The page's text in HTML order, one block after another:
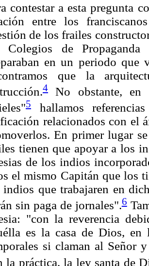
contestar a esta pregunta
entre los
de los frailes
Colegios de
en un periodo que
que la
4
No obstante, en
5
hallamos
relacionados con el
En primer lugar
tienen que apoyar a los
de los indios
el mismo Capitán que los
indios que trabajaren en
sin paga de jornales".6
"con la reverencia
es la casa de Dios, en
si claman al Señor
la práctica, la ley santa de